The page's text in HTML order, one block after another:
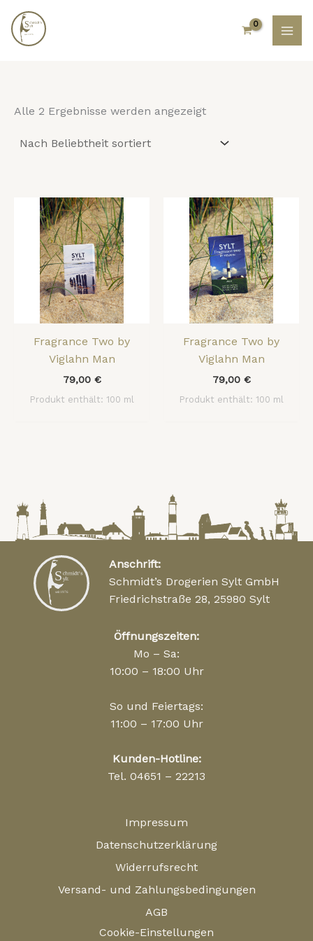
Zum
Inhalt
springen
Alle 2 Ergebnisse werden angezeigt
Beliebtheit
sortiert
Fragrance Two by
Viglahn Man
79,00 €
Produkt enthält: 100 ml
Fragrance Two by
Viglahn Man
79,00 €
Produkt enthält: 100 ml
Anschrift:
Schmidt’s Drogerien Sylt GmbH
Friedrichstraße 28, 25980 Sylt
Öffnungszeiten:
Mo – Sa:
10:00 – 18:00 Uhr
So und Feiertags:
11:00 – 17:00 Uhr
Kunden-Hotline:
Tel. 04651 – 22213
Impressum
Datenschutzerklärung
Widerrufsrecht
Versand- und Zahlungsbedingungen
AGB
Cookie-Einstellungen